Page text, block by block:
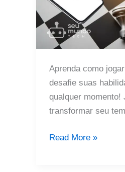
Aprenda como
desafie suas
qualquer momento!
transformar seu
Como
Read More »